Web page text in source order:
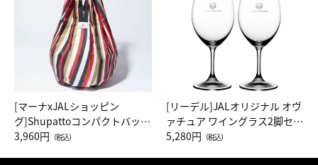
[マーナxJALショッピン
グ]Shupattoコンパクトバッグ
Drop JAL客室乗務員（LC）ス
3,960円 （税込）
[リーデル]JALオリジナル オヴ
ァチュア ワイングラス2脚セッ
ト（レッドワイン）
5,280円 （税込）